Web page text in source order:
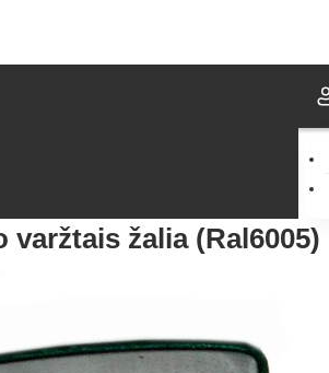
žalia (Ral6005)